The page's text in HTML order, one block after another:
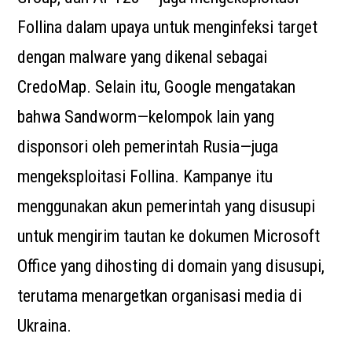
Follina dalam upaya untuk menginfeksi target
dengan malware yang dikenal sebagai
CredoMap. Selain itu, Google mengatakan
bahwa Sandworm—kelompok lain yang
disponsori oleh pemerintah Rusia—juga
mengeksploitasi Follina. Kampanye itu
menggunakan akun pemerintah yang disusupi
untuk mengirim tautan ke dokumen Microsoft
Office yang dihosting di domain yang disusupi,
terutama menargetkan organisasi media di
Ukraina.